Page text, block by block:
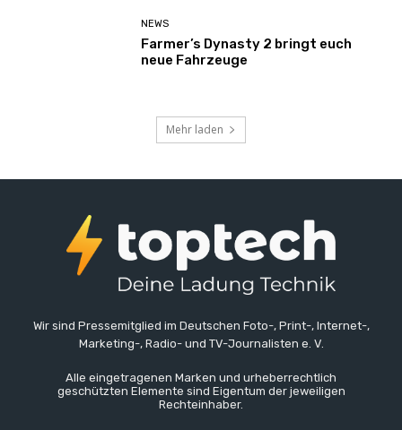
NEWS
Farmer’s Dynasty 2 bringt euch
neue Fahrzeuge
Mehr laden
Wir sind Pressemitglied im Deutschen Foto-, Print-, Internet-,
Marketing-, Radio- und TV-Journalisten e. V.
Alle eingetragenen Marken und urheberrechtlich
geschützten Elemente sind Eigentum der jeweiligen
Rechteinhaber.